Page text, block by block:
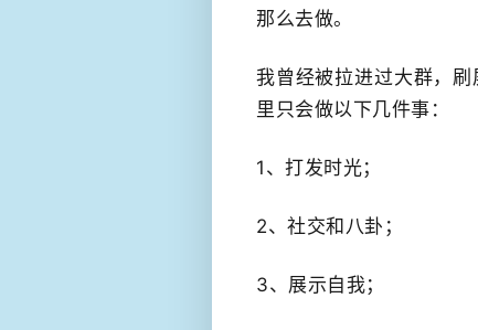
那么去做。
我曾经被拉进过大群，​
里只会做​以下几件事：
1、打发时光；
2、​社交和八卦；
3、展示自我；